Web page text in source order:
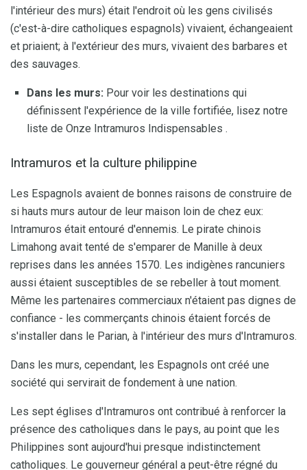
l'intérieur des murs) était l'endroit où les gens civilisés
(c'est-à-dire catholiques espagnols) vivaient, échangeaient
et priaient; à l'extérieur des murs, vivaient des barbares et
des sauvages.
Dans les murs: Pour voir les destinations qui
définissent l'expérience de la ville fortifiée, lisez notre
liste de Onze Intramuros Indispensables .
Intramuros et la culture philippine
Les Espagnols avaient de bonnes raisons de construire de
si hauts murs autour de leur maison loin de chez eux:
Intramuros était entouré d'ennemis. Le pirate chinois
Limahong avait tenté de s'emparer de Manille à deux
reprises dans les années 1570. Les indigènes rancuniers
aussi étaient susceptibles de se rebeller à tout moment.
Même les partenaires commerciaux n'étaient pas dignes de
confiance - les commerçants chinois étaient forcés de
s'installer dans le Parian, à l'intérieur des murs d'Intramuros.
Dans les murs, cependant, les Espagnols ont créé une
société qui servirait de fondement à une nation.
Les sept églises d'Intramuros ont contribué à renforcer la
présence des catholiques dans le pays, au point que les
Philippines sont aujourd'hui presque indistinctement
catholiques. Le gouverneur général a peut-être régné du